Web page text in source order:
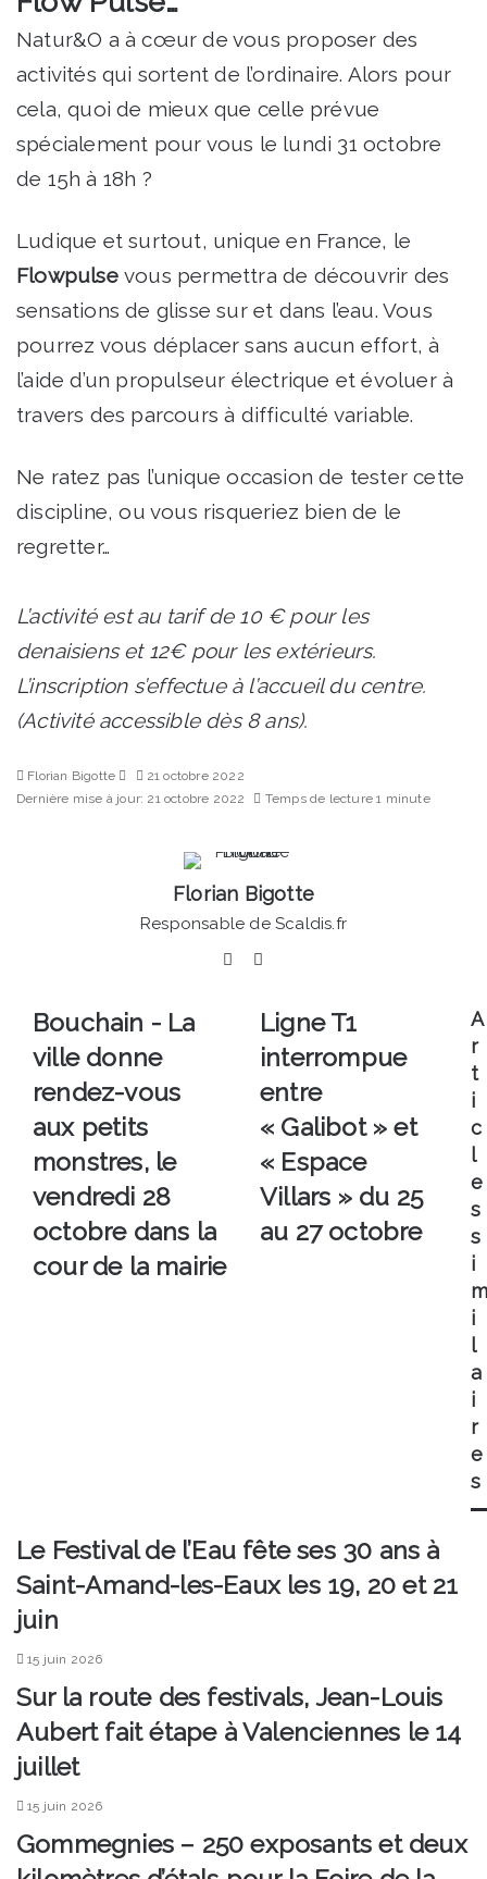
Natur&O a à cœur de vous proposer des
activités qui sortent de l’ordinaire. Alors pour
cela, quoi de mieux que celle prévue
spécialement pour vous le lundi 31 octobre
de 15h à 18h ?
Ludique et surtout, unique en France, le
Flowpulse vous permettra de découvrir des
sensations de glisse sur et dans l’eau. Vous
pourrez vous déplacer sans aucun effort, à
l’aide d’un propulseur électrique et évoluer à
travers des parcours à difficulté variable.
Ne ratez pas l’unique occasion de tester cette
discipline, ou vous risqueriez bien de le
regretter…
L’activité est au tarif de 10 € pour les
denaisiens et 12€ pour les extérieurs.
L’inscription s’effectue à l’accueil du centre.
(Activité accessible dès 8 ans).
Florian Bigotte
Envoyer
un
21 octobre 2022
Dernière mise à jour: 21 octobre 2022
Temps de lecture 1 minute
Florian Bigotte
Responsable de Scaldis.fr
Facebook
Bouchain
-
La
ville
donne
rendez-
vous
aux
petits
monstres,
le
vendredi
Bouchain - La
ville donne
rendez-vous
aux petits
monstres, le
vendredi 28
octobre dans la
cour de la mairie
Ligne
T1
interrompue
entre
« Galibot »
et
« Espace
Villars »
du
au
Ligne T1
interrompue
entre
« Galibot » et
« Espace
Villars » du 25
au 27 octobre
A
r
t
i
c
l
e
s
s
i
i
l
a
i
r
e
s
Le Festival de l’Eau fête ses 30 ans à
Saint-Amand-les-Eaux les 19, 20 et 21
juin
15 juin 2026
Sur la route des festivals, Jean-Louis
Aubert fait étape à Valenciennes le 14
juillet
15 juin 2026
Gommegnies – 250 exposants et deux